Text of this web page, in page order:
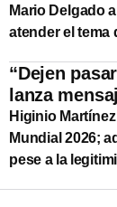
Mario Delgado
atender el tema
“Dejen
lanza
Higinio
Mundial 2026;
pese a la